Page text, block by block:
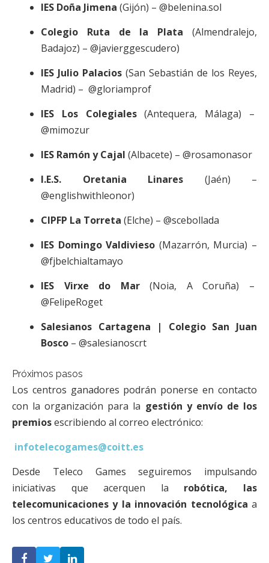
IES Doña Jimena (Gijón) – @belenina.sol
Colegio Ruta de la Plata
(Almendralejo,
Badajoz) – @javierggescudero)
IES Julio Palacios (San Sebastián de los Reyes,
Madrid) – @gloriamprof
IES Los Colegiales (Antequera, Málaga) –
@mimozur
IES Ramón y Cajal (Albacete) – @rosamonasor
I.E.S. Oretania Linares
(Jaén) –
@englishwithleonor)
CIPFP La Torreta (Elche) – @scebollada
IES Domingo Valdivieso (Mazarrón, Murcia) –
@fjbelchialtamayo
IES Virxe do Mar
(Noia, A Coruña) –
@FelipeRoget
Salesianos Cartagena | Colegio San Juan
Bosco – @salesianoscrt
Próximos pasos
Los centros ganadores podrán ponerse en contacto
con la organización para la gestión y envío de los
premiosescribiendo al correo electrónico:
infotelecogames@coitt.es
Desde Teleco Games seguiremos impulsando
iniciativas que acerquen la
robótica, las
telecomunicaciones y la innovación tecnológica a
los centros educativos de todo el país.